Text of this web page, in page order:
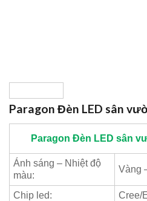
Paragon Đèn LED sân
Paragon Đèn LED sân
Ánh sáng – Nhiệt độ
màu:
Vàng
Chip led:
Cree/